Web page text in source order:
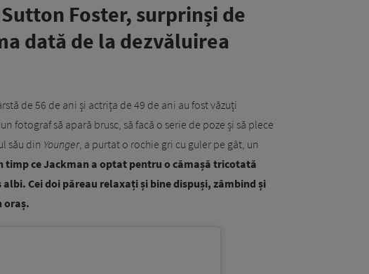
Foster, surprinși de
dată de la dezvăluirea
de 56 de ani și actrița de 49 de ani au fost văzuți
fotograf să apară brusc, să facă o serie de poze și să plece
său din Younger, a purtat o rochie gri cu guler pe gât, un
timp ce Jackman a optat pentru o cămașă tricotată
Cei doi păreau relaxați și bine dispuși, zâmbind și
oraș.